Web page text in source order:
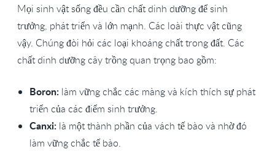
Mọi sinh vật sống đều cần chất dinh dưỡng để sinh
trưởng, phát triển và lớn mạnh. Các loài thực vật cũng
vậy. Chúng đòi hỏi các loại khoáng chất trong đất. Các
chất dinh dưỡng cây trồng quan trọng bao gồm:
Boron: làm vững chắc các màng và kích thích sự phát
triển của các điểm sinh trưởng.
Canxi: là một thành phần của vách tế bào và nhờ đó
làm vững chắc tế bào.